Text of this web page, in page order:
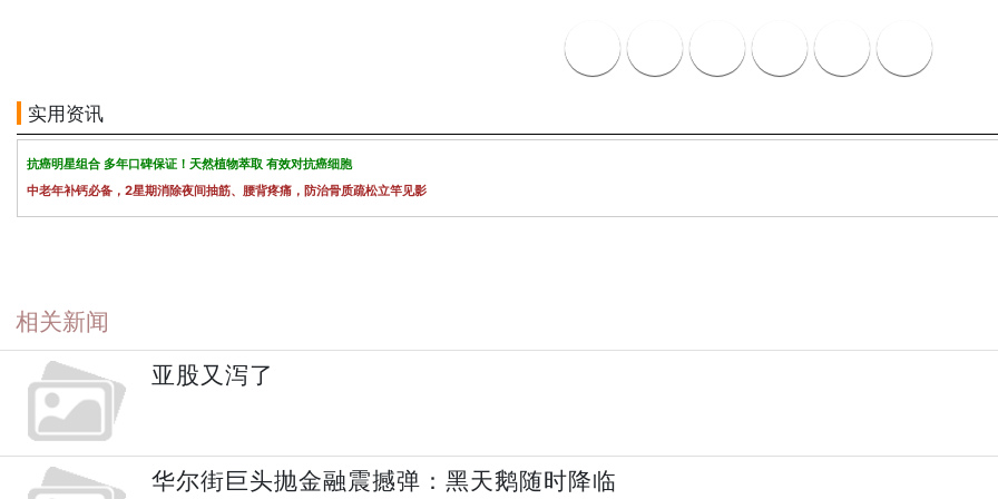
实用资讯
抗癌明星组合 多年口碑保证！天然植物萃取 有效对抗癌细胞
中老年补钙必备，2星期消除夜间抽筋、腰背疼痛，防治骨质疏松立竿见影
相关新闻
亚股又泻了
华尔街巨头抛金融震撼弹：黑天鹅随时降临